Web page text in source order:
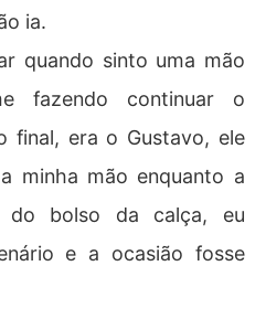
ia.
quando sinto uma mão
fazendo continuar o
final, era o Gustavo, ele
minha mão enquanto a
do bolso da calça, eu
e a ocasião fosse